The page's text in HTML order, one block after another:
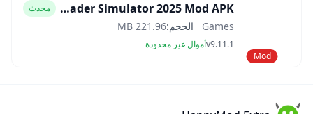
Mod
Car Trader Simulator 2025 Mod APK محدث
Games الحجم:221.96 MB
v9.11.1أموال غير محدودة